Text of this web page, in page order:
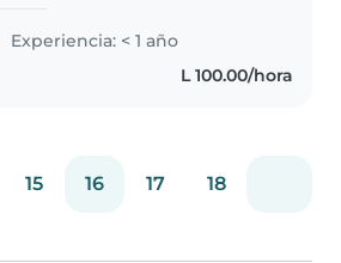
Experiencia: < 1 año
L 100.00/hora
15 16 17 18